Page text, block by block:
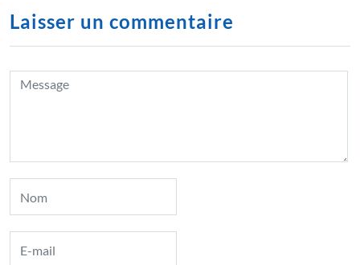
Laisser un commentaire